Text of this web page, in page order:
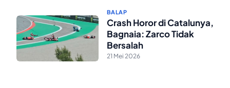
BALAP
Crash Horor di Catalunya,
Bagnaia: Zarco Tidak
Bersalah
21 Mei 2026